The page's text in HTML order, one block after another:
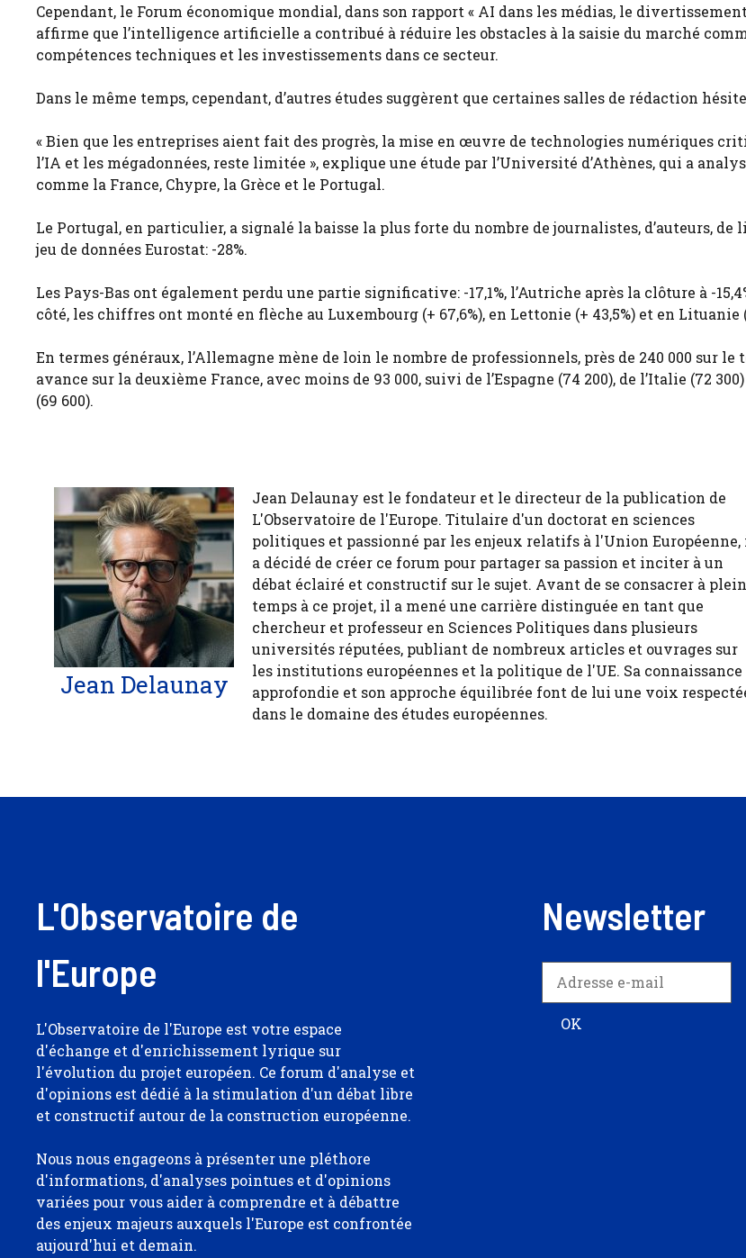
Cependant, le Forum économique mondial, dans son rapport « AI dans les médias, le
affirme que l’intelligence artificielle a contribué à réduire les obstacles à la saisie du marché
compétences techniques et les investissements dans ce secteur.
Dans le même temps, cependant, d’autres études suggèrent que certaines salles de rédaction
« Bien que les entreprises aient fait des progrès, la mise en œuvre de technologies numériques
l’IA et les mégadonnées, reste limitée », explique une étude par l’Université d’Athènes, qui a
comme la France, Chypre, la Grèce et le Portugal.
Le Portugal, en particulier, a signalé la baisse la plus forte du nombre de journalistes, d’auteurs, de
jeu de données Eurostat: -28%.
Les Pays-Bas ont également perdu une partie significative: -17,1%, l’Autriche après la clôture à -
côté, les chiffres ont monté en flèche au Luxembourg (+ 67,6%), en Lettonie (+ 43,5%) et en Lituanie
En termes généraux, l’Allemagne mène de loin le nombre de professionnels, près de 240 000 sur le
avance sur la deuxième France, avec moins de 93 000, suivi de l’Espagne (74 200), de l’Italie (72
(69 600).
Jean Delaunay
Jean Delaunay est le fondateur et le directeur de la publication de
L'Observatoire de l'Europe. Titulaire d'un doctorat en sciences
politiques et passionné par les enjeux relatifs à l'Union Européenne,
a décidé de créer ce forum pour partager sa passion et inciter à un
débat éclairé et constructif sur le sujet. Avant de se consacrer à plein
temps à ce projet, il a mené une carrière distinguée en tant que
chercheur et professeur en Sciences Politiques dans plusieurs
universités réputées, publiant de nombreux articles et ouvrages sur
les institutions européennes et la politique de l'UE. Sa connaissance
approfondie et son approche équilibrée font de lui une voix
dans le domaine des études européennes.
L'Observatoire de
l'Europe
L'Observatoire de l'Europe est votre espace
d'échange et d'enrichissement lyrique sur
l'évolution du projet européen. Ce forum d'analyse et
d'opinions est dédié à la stimulation d'un débat libre
et constructif autour de la construction européenne.
Nous nous engageons à présenter une pléthore
d'informations, d'analyses pointues et d'opinions
variées pour vous aider à comprendre et à débattre
des enjeux majeurs auxquels l'Europe est confrontée
aujourd'hui et demain.
Newsletter